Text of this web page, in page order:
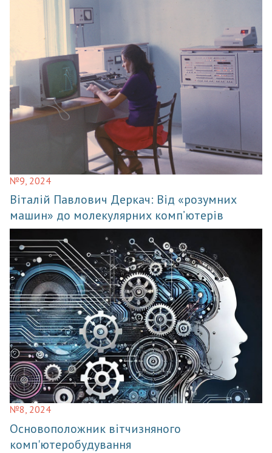
№9, 2024
Віталій Павлович Деркач: Від «розумних
машин» до молекулярних комп’ютерів
№8, 2024
Основоположник вітчизняного
комп'ютеробудування